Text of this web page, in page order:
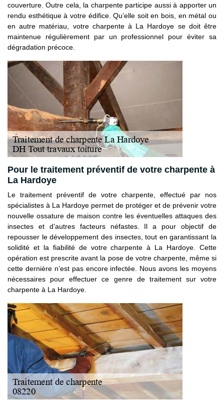
couverture. Outre cela, la charpente participe aussi à apporter un
rendu esthétique à votre édifice. Qu’elle soit en bois, en métal ou
en autre matériau, votre charpente à La Hardoye se doit être
maintenue régulièrement par un professionnel pour éviter sa
dégradation précoce.
Pour le traitement préventif de votre charpente à
La Hardoye
Le traitement préventif de votre charpente, effectué par nos
spécialistes à La Hardoye permet de protéger et de prévenir votre
nouvelle ossature de maison contre les éventuelles attaques des
insectes et d’autres facteurs néfastes. Il a pour objectif de
repousser le développement des insectes, tout en garantissant la
solidité et la fiabilité de votre charpente à La Hardoye. Cette
opération est prescrite avant la pose de votre charpente, même si
cette dernière n’est pas encore infectée. Nous avons les moyens
nécessaires pour effectuer ce genre de traitement sur votre
charpente à La Hardoye.